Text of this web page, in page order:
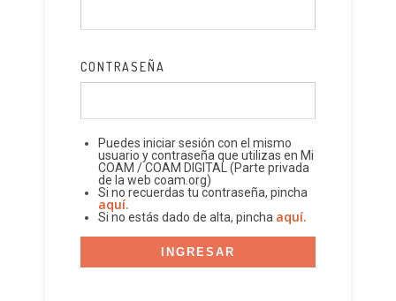
CONTRASEÑA
Puedes iniciar sesión con el mismo
usuario y contraseña que utilizas en Mi
COAM / COAM DIGITAL (Parte privada
de la web coam.org)
Si no recuerdas tu contraseña, pincha
aquí.
Si no estás dado de alta, pincha aquí.